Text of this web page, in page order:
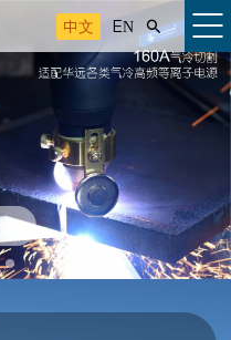
中文 EN 